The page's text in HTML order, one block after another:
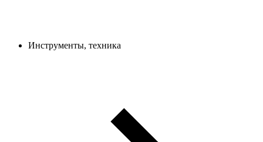
Инструменты, техника